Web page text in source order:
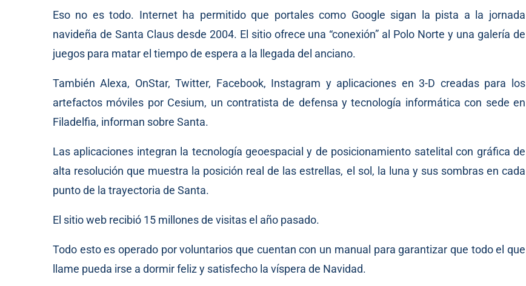
Eso no es todo. Internet ha permitido que portales como Google sigan la pista a la jornada
navideña de Santa Claus desde 2004. El sitio ofrece una “conexión” al Polo Norte y una galería de
juegos para matar el tiempo de espera a la llegada del anciano.
También Alexa, OnStar, Twitter, Facebook, Instagram y aplicaciones en 3-D creadas para los
artefactos móviles por Cesium, un contratista de defensa y tecnología informática con sede en
Filadelfia, informan sobre Santa.
Las aplicaciones integran la tecnología geoespacial y de posicionamiento satelital con gráfica de
alta resolución que muestra la posición real de las estrellas, el sol, la luna y sus sombras en cada
punto de la trayectoria de Santa.
El sitio web recibió 15 millones de visitas el año pasado.
Todo esto es operado por voluntarios que cuentan con un manual para garantizar que todo el que
llame pueda irse a dormir feliz y satisfecho la víspera de Navidad.